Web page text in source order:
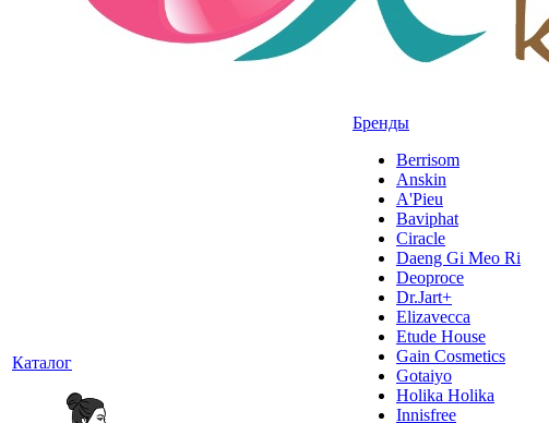
Каталог
Бренды
Berrisom
Anskin
A'Pieu
Baviphat
Ciracle
Daeng Gi Meo Ri
Deoproce
Dr.Jart+
Elizavecca
Etude House
Gain Cosmetics
Gotaiyo
Holika Holika
Innisfree